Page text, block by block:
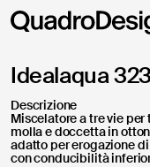
Bagno
Cucina
Vedi tutti
Idealaqua
Descrizione
Miscelatore a tre vie
molla e doccetta in
adatto per erogazione
con conducibilità
Inserisci le credenziali
Richiesta di
nostri prodotti. Vi
seguenti dati per
assistenza,
indirizzo nel più